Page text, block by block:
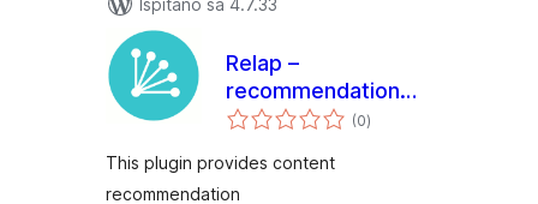
Ispitano sa 4.7.33
Relap –
recommendation
engine embedded
(0ukupna
ocijena
)
This plugin provides content
recommendation